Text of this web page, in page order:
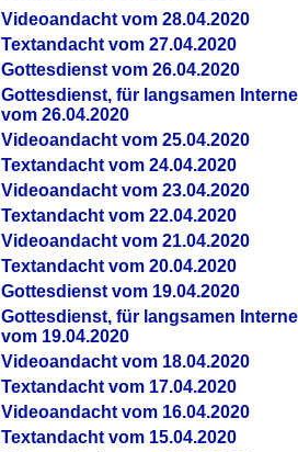
Videoandacht vom 28.04.2020
Textandacht vom 27.04.2020
Gottesdienst vom 26.04.2020
Gottesdienst, für langsamen
vom 26.04.2020
Videoandacht vom 25.04.2020
Textandacht vom 24.04.2020
Videoandacht vom 23.04.2020
Textandacht vom 22.04.2020
Videoandacht vom 21.04.2020
Textandacht vom 20.04.2020
Gottesdienst vom 19.04.2020
Gottesdienst, für langsamen
vom 19.04.2020
Videoandacht vom 18.04.2020
Textandacht vom 17.04.2020
Videoandacht vom 16.04.2020
Textandacht vom 15.04.2020